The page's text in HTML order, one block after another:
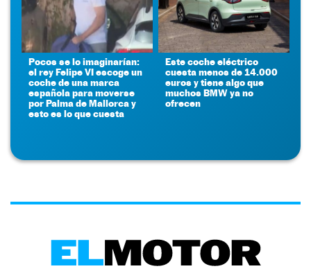
Pocos se lo imaginarían:
el rey Felipe VI escoge un
coche de una marca
española para moverse
por Palma de Mallorca y
esto es lo que cuesta
Este coche eléctrico
cuesta menos de 14.000
euros y tiene algo que
muchos BMW ya no
ofrecen